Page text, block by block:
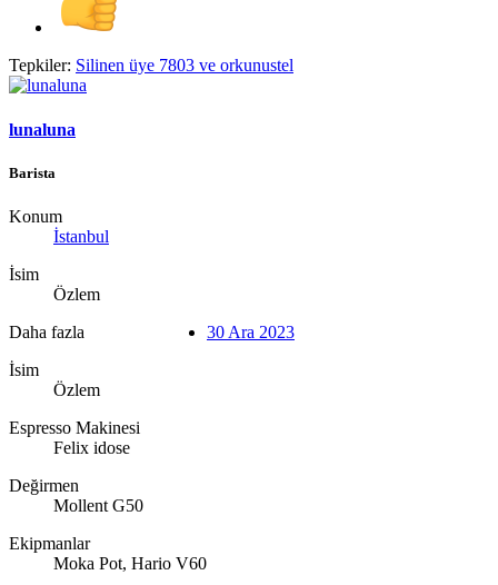
Tepkiler: Silinen üye 7803 ve orkunustel
lunaluna
Barista
Konum
İstanbul
İsim
Özlem
Daha fazla
İsim
Özlem
Espresso Makinesi
Felix idose
Değirmen
Mollent G50
Ekipmanlar
Moka Pot, Hario V60
30 Ara 2023